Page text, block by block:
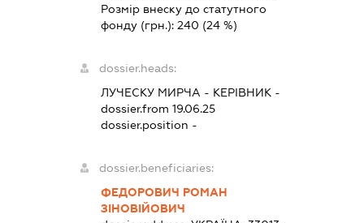
Розмір внеску до статутного
фонду (грн.): 240 (24 %)
dossier.heads:
ЛУЧЕСКУ МИРЧА - КЕРІВНИК -
dossier.from 19.06.25
dossier.position -
dossier.beneficiaries:
ФЕДОРОВИЧ РОМАН
ЗІНОВІЙОВИЧ